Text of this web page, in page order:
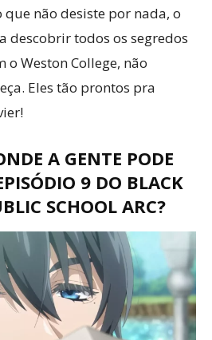
não desiste por nada, o
descobrir todos os segredos
Weston College, não
Eles tão prontos pra
A GENTE PODE
9 DO BLACK
SCHOOL ARC?